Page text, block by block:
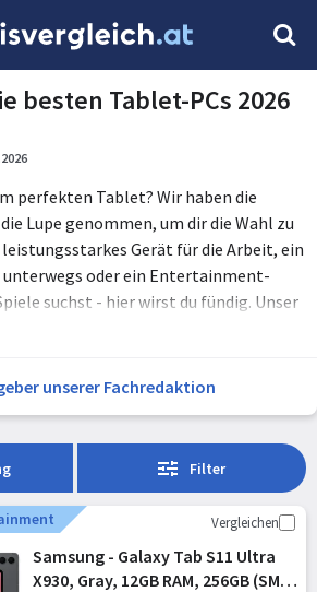
besten Tablet-PCs 2026
perfekten Tablet? Wir haben die
Lupe genommen, um dir die Wahl zu
Gerät für die Arbeit, ein
oder ein Entertainment-
suchst - hier wirst du fündig. Unser
Tablets die besten
bis hin zu preisgünstigen Alternativen
sind und welche Modelle durch
überzeugen. Unser umfassender
Tablet für deinen Alltag zu
besten Modelle!
unserer Fachredaktion
Filter
Vergleichen
Samsung - Galaxy Tab S11 Ultra
X930, Gray, 12GB RAM, 256GB (SM-